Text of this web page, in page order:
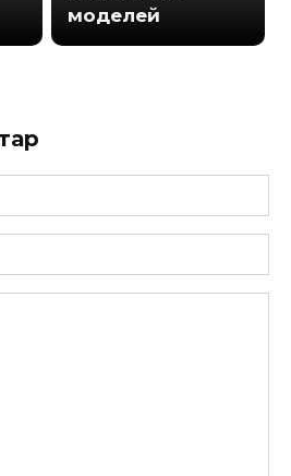
моделей